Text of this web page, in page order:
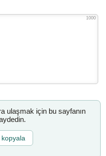
1000
ulaşmak için bu sayfanın
kopyala